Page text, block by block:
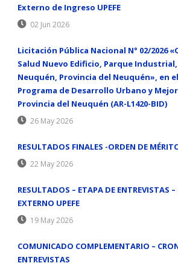
Externo de Ingreso UPEFE
02 Jun 2026
Licitación Pública Nacional N° 02/2026
Salud Nuevo Edificio, Parque
Neuquén, Provincia del Neuquén», en
Programa de Desarrollo Urbano y
Provincia del Neuquén (AR-L1420-BID)
26 May 2026
RESULTADOS FINALES -ORDEN DE
22 May 2026
RESULTADOS – ETAPA DE ENTREVISTAS
EXTERNO UPEFE
19 May 2026
COMUNICADO COMPLEMENTARIO –
ENTREVISTAS